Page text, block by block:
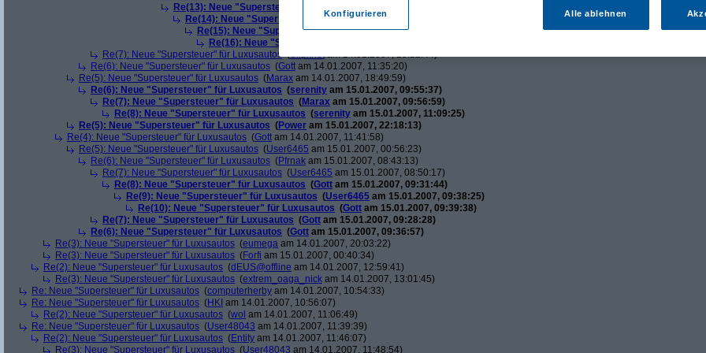
Re(13): Neue "Supersteuer" für Luxusautos
Re(14): Neue "Supersteuer" für Luxusautos(
Re(15): Neue "Supersteuer" für Luxusautos(wol
Re(16): Neue "Supersteuer" für Luxusautos
Re(7): Neue "Supersteuer" für Luxusautos(Slipknotam 14.01.2007, 15:12:44)
Re(6): Neue "Supersteuer" für Luxusautos (Gott am 14.01.2007, 11:35:20)
Re(5): Neue "Supersteuer" für Luxusautos (Marax am 14.01.2007, 18:49:59)
Re(6): Neue "Supersteuer" für Luxusautos (serenity am 15.01.2007, 09:55:37)
Re(7): Neue "Supersteuer" für Luxusautos (Marax am 15.01.2007, 09:56:59)
Re(8): Neue "Supersteuer" für Luxusautos (serenity am 15.01.2007, 11:09:25)
Re(5): Neue "Supersteuer" für Luxusautos (Power am 15.01.2007, 22:18:13)
Re(4): Neue "Supersteuer" für Luxusautos (Gott am 14.01.2007, 11:41:58)
Re(5): Neue "Supersteuer" für Luxusautos (User6465 am 15.01.2007, 00:56:23)
Re(6): Neue "Supersteuer" für Luxusautos (Pfrnak am 15.01.2007, 08:43:13)
Re(7): Neue "Supersteuer" für Luxusautos (User6465 am 15.01.2007, 08:50:17)
Re(8): Neue "Supersteuer" für Luxusautos (Gott am 15.01.2007, 09:31:44)
Re(9): Neue "Supersteuer" für Luxusautos (User6465 am 15.01.2007, 09:38:25)
Re(10): Neue "Supersteuer" für Luxusautos (Gott am 15.01.2007, 09:39:38)
Re(7): Neue "Supersteuer" für Luxusautos (Gott am 15.01.2007, 09:28:28)
Re(6): Neue "Supersteuer" für Luxusautos (Gott am 15.01.2007, 09:36:57)
Re(3): Neue "Supersteuer" für Luxusautos (eumega am 14.01.2007, 20:03:22)
Re(3): Neue "Supersteuer" für Luxusautos (Forfi am 15.01.2007, 00:40:34)
Re(2): Neue "Supersteuer" für Luxusautos (dEUS@offline am 14.01.2007, 12:59:41)
Re(3): Neue "Supersteuer" für Luxusautos (extrem_oaga_nick am 14.01.2007, 13:01:45)
Re: Neue "Supersteuer" für Luxusautos (computerherby am 14.01.2007, 10:54:33)
Re: Neue "Supersteuer" für Luxusautos (HKI am 14.01.2007, 10:56:07)
Re(2): Neue "Supersteuer" für Luxusautos (wol am 14.01.2007, 11:06:49)
Re: Neue "Supersteuer" für Luxusautos (User48043 am 14.01.2007, 11:39:39)
Re(2): Neue "Supersteuer" für Luxusautos (Entity am 14.01.2007, 11:46:07)
Re(3): Neue "Supersteuer" für Luxusautos (User48043 am 14.01.2007, 11:48:54)
Konfigurieren Alle ablehnen